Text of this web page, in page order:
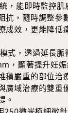
，能即時監控肌
抗，隨時調整參
成效，更能降低
式，透過延長
，顯著提升妊
積嚴重的部位治
廣域治療的雙重
。